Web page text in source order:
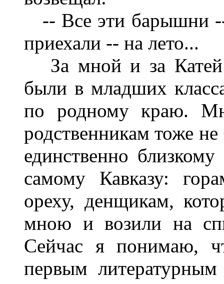
-- Все эти барышни
приехали -- на лето...
За мной и за Катей
были в младших
по родному краю.
родственникам тоже
единственно
самому Кавказу:
ореху, денщикам,
мною и возили на
Сейчас я понимаю,
первым